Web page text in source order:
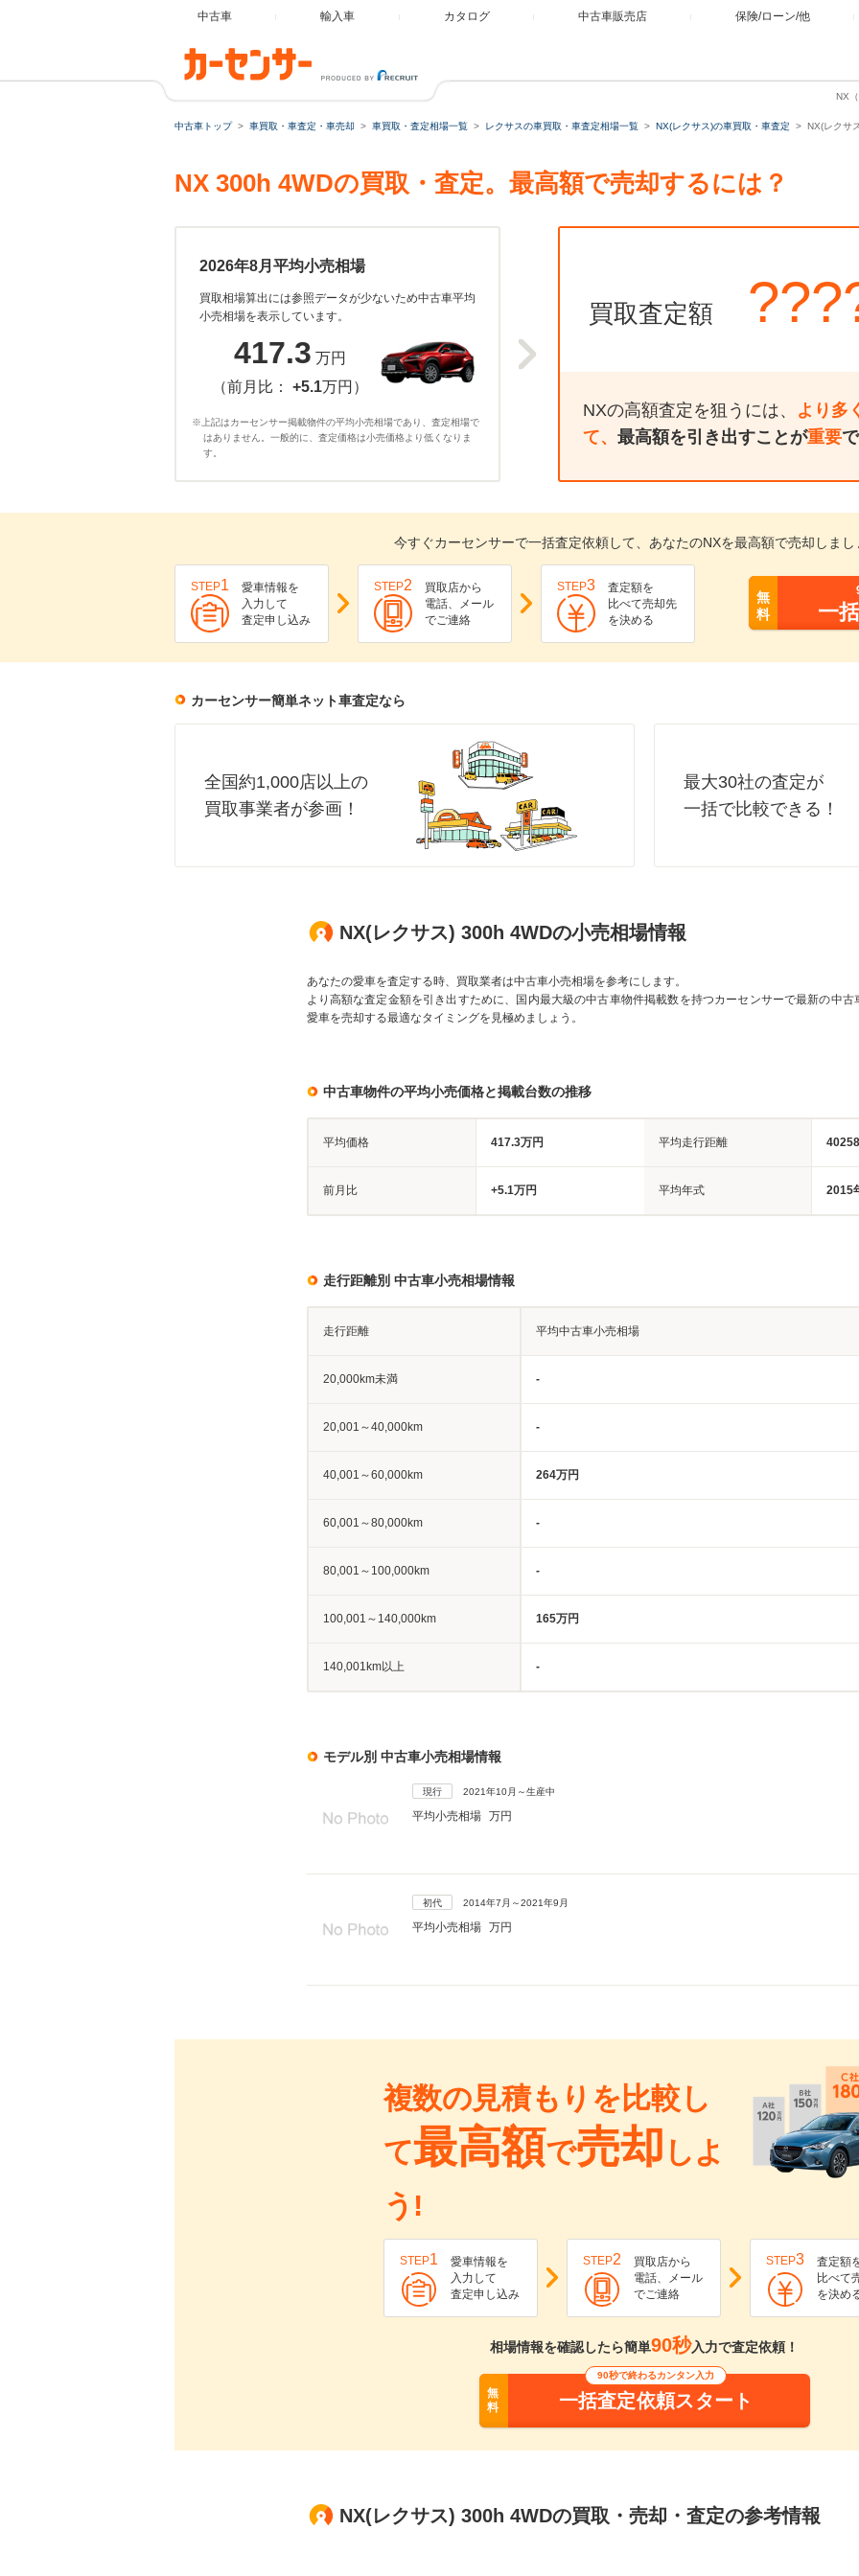
中古車 輸入車 カタログ 中古車販売店 保険/ローン/他
NX
中古車トップ 車買取・車査定・車売却 車買取・査定相場一覧 レクサスの車買取・車査定相場一覧 NX(レクサス)の車買取・車査定 NX(レクサ
NX 300h 4WDの買取・査定。最高額で売却するには？
2026年8月平均小売相場
買取相場算出には参照データが少ないため中古車平均
小売相場を表示しています。
417.3 万円
（前月比： +5.1万円）
※上記はカーセンサー掲載物件の平均小売相場であり、査定相場で
はありません。一般的に、査定価格は小売価格より低くなりま
す。
買取査定額
NXの高額査定を狙うには、 より多
て、 最高額を引き出すことが重要
今すぐカーセンサーで一括査定依頼して、あなたのNXを最高額で売却しまし
STEP1
愛車情報を
入力して
査定申し込み
STEP2
買取店から
電話、メール
でご連絡
STEP3
査定額を
比べて売却先
を決める
無
料
一
カーセンサー簡単ネット車査定なら
全国約1,000店以上の
買取事業者が参画！
最大30社の査定が
一括で比較できる！
NX(レクサス) 300h 4WDの小売相場情報
あなたの愛車を査定する時、買取業者は中古車小売相場を参考にします。
より高額な査定金額を引き出すために、国内最大級の中古車物件掲載数を持つカーセンサーで最新の中古
愛車を売却する最適なタイミングを見極めましょう。
中古車物件の平均小売価格と掲載台数の推移
平均価格 417.3万円 平均走行距離
前月比 +5.1万円 平均年式 2015
走行距離別 中古車小売相場情報
走行距離 平均中古車小売相場
20,000km未満 -
20,001～40,000km -
40,001～60,000km 264万円
60,001～80,000km -
80,001～100,000km -
100,001～140,000km 165万円
140,001km以上 -
モデル別 中古車小売相場情報
現行 2021年10月～生産中
平均小売相場 万円
初代 2014年7月～2021年9月
平均小売相場 万円
複数の見積もりを比較し
て最高額で売却 しよ
う!
STEP1
愛車情報を
入力して
査定申し込み
STEP2
買取店から
電話、メール
でご連絡
STEP3
査定額
比べて
を決め
相場情報を確認したら簡単90秒入力で査定依頼！
無
料
90秒で終わるカンタン入力
一括査定依頼スタート
NX(レクサス) 300h 4WDの買取・売却・査定の参考情報